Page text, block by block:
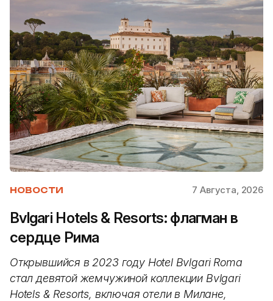
НОВОСТИ 7 Августа, 2026
Bvlgari Hotels & Resorts: флагман в
сердце Рима
Открывшийся в 2023 году Hotel Bvlgari Roma
стал девятой жемчужиной коллекции Bvlgari
Hotels & Resorts, включая отели в Милане,